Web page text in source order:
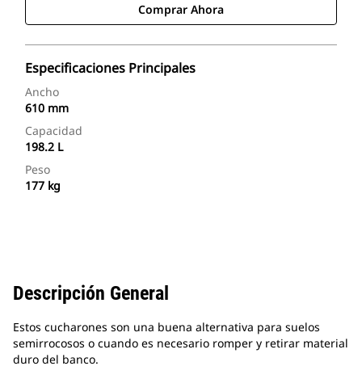
Comprar Ahora
Especificaciones Principales
Ancho
610 mm
Capacidad
198.2 L
Peso
177 kg
Descripción General
Estos cucharones son una buena alternativa para suelos
semirrocosos o cuando es necesario romper y retirar material
duro del banco.